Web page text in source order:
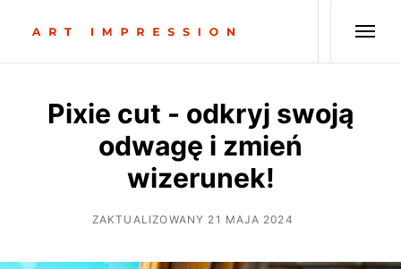
Pixie cut - odkryj swoją
odwagę i zmień
wizerunek!
ZAKTUALIZOWANY 21 MAJA 2024